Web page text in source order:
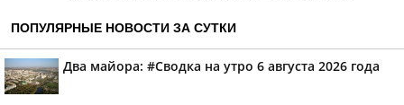
ПОПУЛЯРНЫЕ НОВОСТИ ЗА СУТКИ
Два майора: #Сводка на утро 6 августа 2026 года